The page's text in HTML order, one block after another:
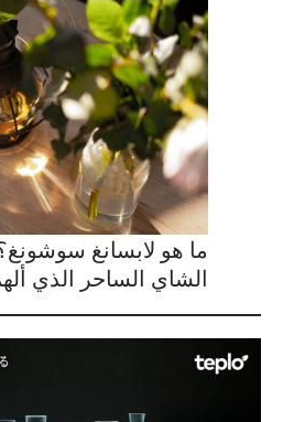
ما هو لابسانغ
الشاي الساحر الذي